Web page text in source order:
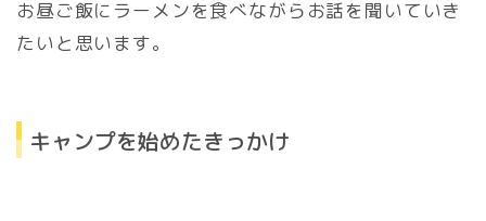
お昼ご飯にラーメンを食べながらお話を聞いていき
たいと思います。
キャンプを始めたきっかけ